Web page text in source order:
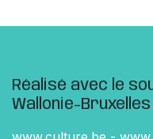
Réalisé avec le
Wallonie-